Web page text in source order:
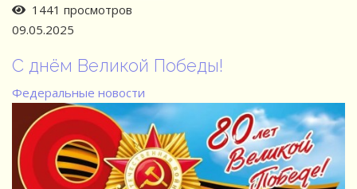
1441 просмотров
09.05.2025
С днём Великой Победы!
Федеральные новости